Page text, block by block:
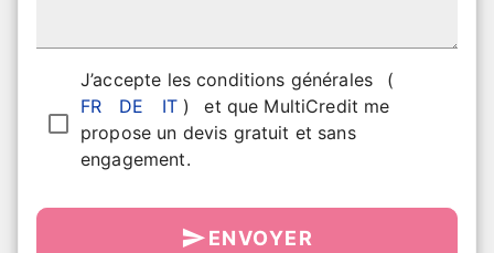
J’accepte les conditions générales
(
FR
DE IT)
et que MultiCredit me
propose un devis gratuit et sans
engagement.
ENVOYER